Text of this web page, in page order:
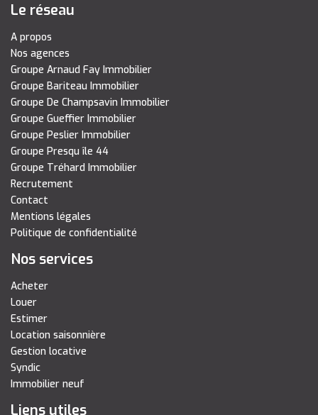
Le réseau
A propos
Nos agences
Groupe Arnaud Fay Immobilier
Groupe Bariteau Immobilier
Groupe De Champsavin Immobilier
Groupe Gueffier Immobilier
Groupe Peslier Immobilier
Groupe Presqu île 44
Groupe Tréhard Immobilier
Recrutement
Contact
Mentions légales
Politique de confidentialité
Nos services
Acheter
Louer
Estimer
Location saisonnière
Gestion locative
Syndic
Immobilier neuf
Liens utiles